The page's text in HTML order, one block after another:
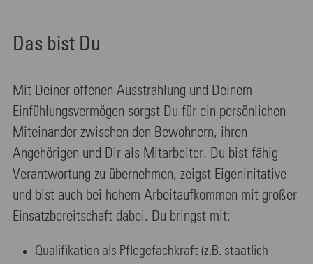
Das bist Du
Mit Deiner offenen Ausstrahlung und Deinem
Einfühlungsvermögen sorgst Du für ein persönlichen
Miteinander zwischen den Bewohnern, ihren
Angehörigen und Dir als Mitarbeiter. Du bist fähig
Verantwortung zu übernehmen, zeigst Eigeninitative
und bist auch bei hohem Arbeitaufkommen mit großer
Einsatzbereitschaft dabei. Du bringst mit:
Qualifikation als Pflegefachkraft (z.B. staatlich